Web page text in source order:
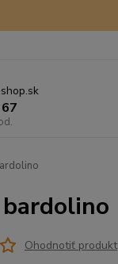
Ohodnotiť produkt